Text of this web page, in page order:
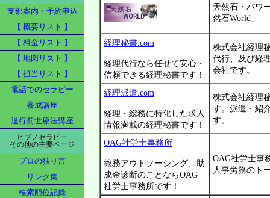
支部案内・予約申込
【 概要リスト 】
【 料金リスト 】
【 地図リスト 】
【 担当リスト 】
電話でのセラピー
養成講座
退行前世療法講座
ヒプノセラピー
その他の主要ページ
プロの独り言
リンク集
検索順位記録
天然石・パワ
然石World」
経理秘書.com
経理代行なら任せて安心・
信頼できる経理秘書です！
株式会社経理
代行、及び経
会社です。
経理派遣.com
経理・総務に特化した求人
情報満載の経理秘書です！
株式会社経理
す。派遣・紹
す。
OAG社労士事務所
総務アウトソーシング、助
成金診断のことならOAG
社労士事務所です！
OAG社労士事
人事労務のト